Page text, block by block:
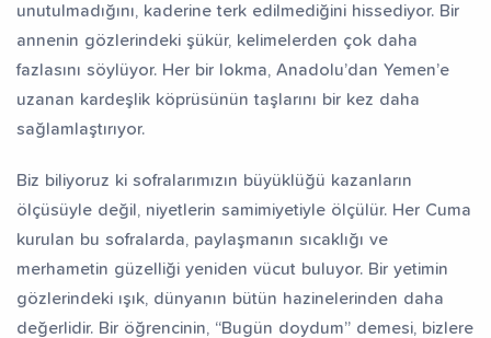
unutulmadığını, kaderine terk edilmediğini hissediyor. Bir
annenin gözlerindeki şükür, kelimelerden çok daha
fazlasını söylüyor. Her bir lokma, Anadolu’dan Yemen’e
uzanan kardeşlik köprüsünün taşlarını bir kez daha
sağlamlaştırıyor.
Biz biliyoruz ki sofralarımızın büyüklüğü kazanların
ölçüsüyle değil, niyetlerin samimiyetiyle ölçülür. Her Cuma
kurulan bu sofralarda, paylaşmanın sıcaklığı ve
merhametin güzelliği yeniden vücut buluyor. Bir yetimin
gözlerindeki ışık, dünyanın bütün hazinelerinden daha
değerlidir. Bir öğrencinin, “Bugün doydum” demesi, bizlere